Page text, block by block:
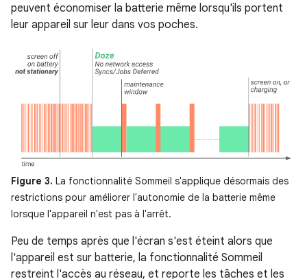
peuvent économiser la batterie même lorsqu'ils portent
leur appareil sur leur dans vos poches.
Figure 3. La fonctionnalité Sommeil s'applique désormais des
restrictions pour améliorer l'autonomie de la batterie même
lorsque l'appareil n'est pas à l'arrêt.
Peu de temps après que l'écran s'est éteint alors que
l'appareil est sur batterie, la fonctionnalité Sommeil
restreint l'accès au réseau, et reporte les tâches et les